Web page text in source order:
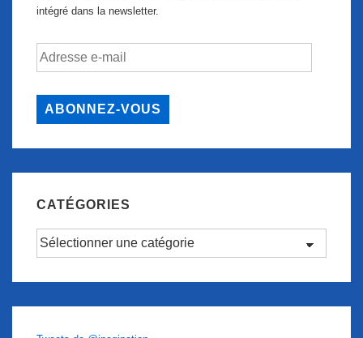
intégré dans la newsletter.
Adresse
ABONNEZ-VOUS
CATÉGORIES
Catégories